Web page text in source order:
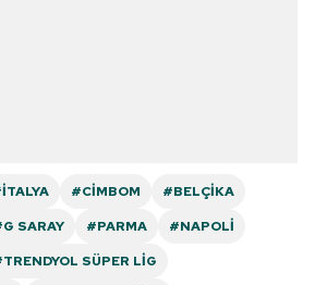
#CIMBOM
#BELÇIKA
SARAY #PARMA
#NAPOLI
SÜPER LIG